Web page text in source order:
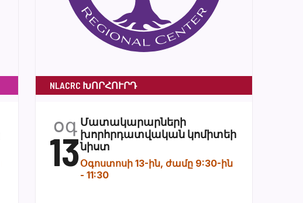
NLACRC ԽՈՐՀՈՒՐԴ
օգ
13
Մատակարարների
խորհրդատվական կոմիտեի
նիստ
Օգոստոսի 13-ին, ժամը 9:30-ին
- 11:30